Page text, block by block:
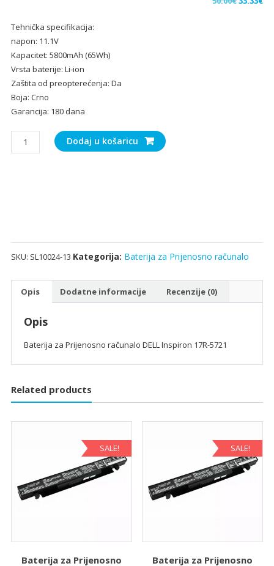
Tehnička specifikacija:
napon: 11.1V
Kapacitet: 5800mAh (65Wh)
Vrsta baterije: Li-ion
Zaštita od preopterećenja: Da
Boja: Crno
Garancija: 180 dana
Baterija
za
Dodaj u košaricu
SKU: SL10024-13 Kategorija: Baterija za Prijenosno računalo
Opis Dodatne informacije Recenzije (0)
Opis
Baterija za Prijenosno računalo DELL Inspiron 17R-5721
Related products
SALE!
Baterija za Prijenosno
SALE!
Baterija za Prijenosno